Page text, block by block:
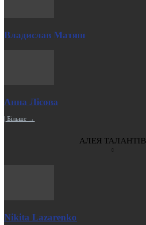
Владислав Матяш
Анна Лісова
| Більше →
АЛЕЯ ТАЛАНТІВ
Nikita Lazarenko